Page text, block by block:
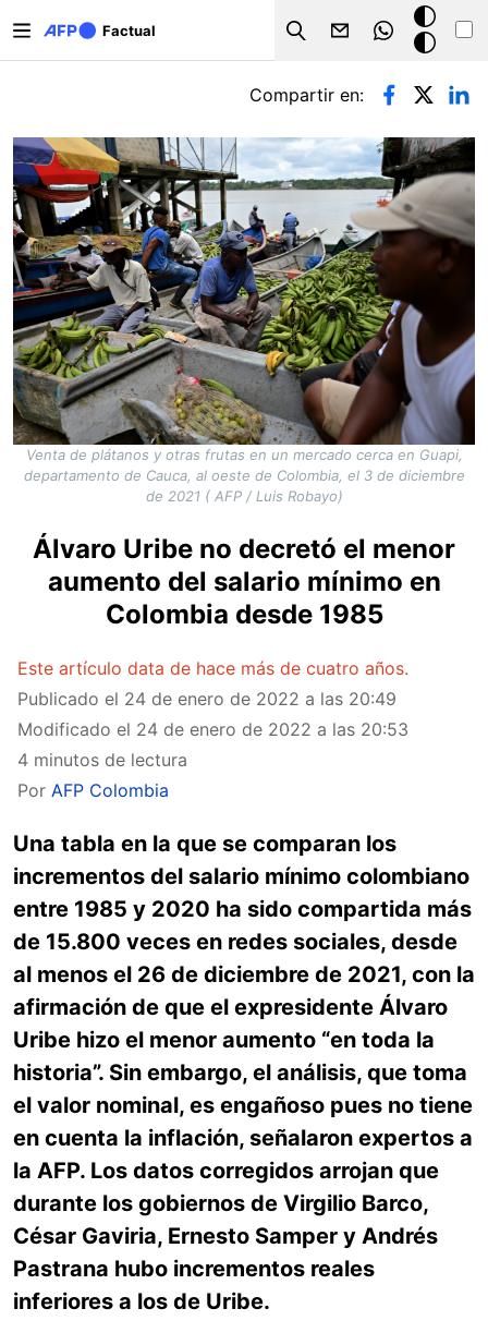
Factual
Search
Modo
oscuro
Solapas principales
Compartir en:
Venta de plátanos y otras frutas en un mercado cerca en Guapi,
departamento de Cauca, al oeste de Colombia, el 3 de diciembre
de 2021 ( AFP / Luis Robayo)
Álvaro Uribe no decretó el menor
aumento del salario mínimo en
Colombia desde 1985
Este artículo data de hace más de cuatro años.
Publicado el 24 de enero de 2022 a las 20:49
Modificado el 24 de enero de 2022 a las 20:53
4 minutos de lectura
Por AFP Colombia
Una tabla en la que se comparan los
incrementos del salario mínimo colombiano
entre 1985 y 2020 ha sido compartida más
de 15.800 veces en redes sociales, desde
al menos el 26 de diciembre de 2021, con la
afirmación de que el expresidente Álvaro
Uribe hizo el menor aumento “en toda la
historia”. Sin embargo, el análisis, que toma
el valor nominal, es engañoso pues no tiene
en cuenta la inflación, señalaron expertos a
la AFP. Los datos corregidos arrojan que
durante los gobiernos de Virgilio Barco,
César Gaviria, Ernesto Samper y Andrés
Pastrana hubo incrementos reales
inferiores a los de Uribe.